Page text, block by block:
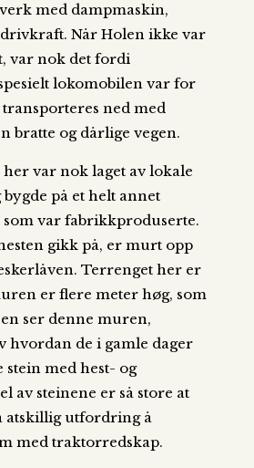
med dampmaskin,
Når Holen ikke var
var nok det fordi
lokomobilen var for
ned med
bratte og dårlige vegen.
var nok laget av lokale
på et helt annet
var fabrikkproduserte.
gikk på, er murt opp
Terrenget her er
er flere meter høg, som
ser denne muren,
hvordan de i gamle dager
med hest- og
av steinene er så store at
atskillig utfordring å
med traktorredskap.